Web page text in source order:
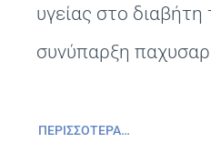
υγείας στο
συνύπαρξη
ΠΕΡΙΣΣΌΤΕΡΑ…